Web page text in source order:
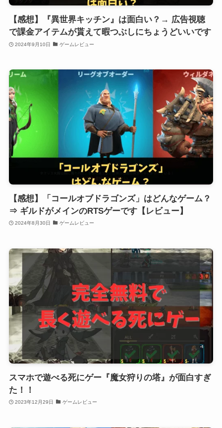
【感想】『異世界キッチン』は面白い？→ 広告視聴
で課金アイテムが貰えて暇つぶしにちょうどいいです
2024年9月10日 ゲームレビュー
【感想】「コールオブドラゴンズ」はどんなゲーム？
⇒ ギルドがメインのRTSゲーです【レビュー】
2024年8月30日 ゲームレビュー
スマホで遊べる死にゲー『魔女狩りの塔』が面白すぎ
た！！
2023年12月29日 ゲームレビュー